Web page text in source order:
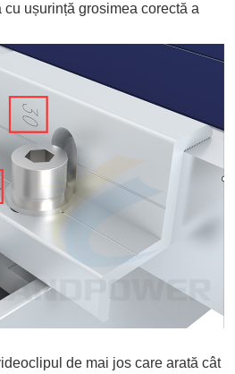
ușurință grosimea corectă a
de mai jos care arată cât